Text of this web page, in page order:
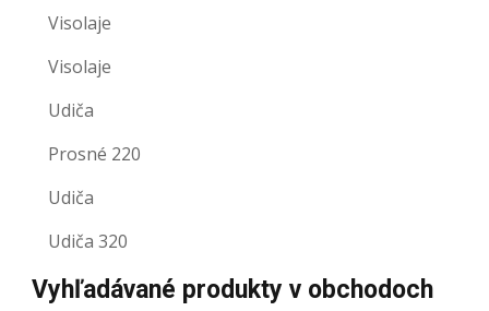
Visolaje
Visolaje
Udiča
Prosné 220
Udiča
Udiča 320
Vyhľadávané produkty v obchodoch